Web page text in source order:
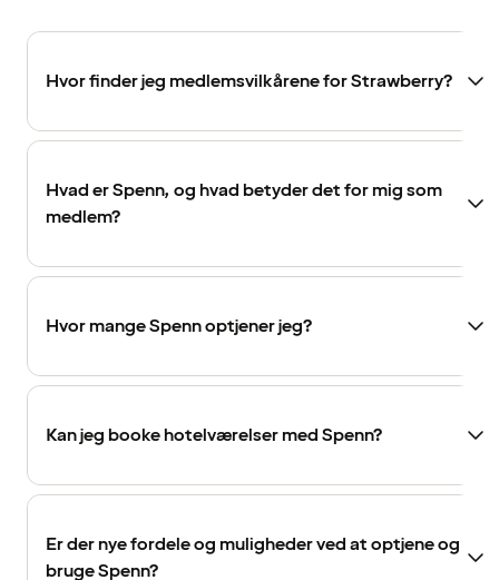
Hvor finder jeg medlemsvilkårene for Strawberry?
Hvad er Spenn, og hvad betyder det for mig som
medlem?
Hvor mange Spenn optjener jeg?
Kan jeg booke hotelværelser med Spenn?
Er der nye fordele og muligheder ved at optjene og
bruge Spenn?